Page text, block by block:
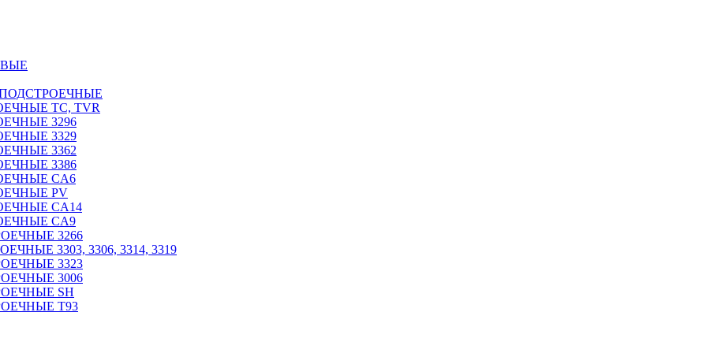
TC, TVR
3296
3329
3362
3386
CA6
PV
CA14
CA9
3266
3303, 3306, 3314, 3319
3323
3006
SH
Т93